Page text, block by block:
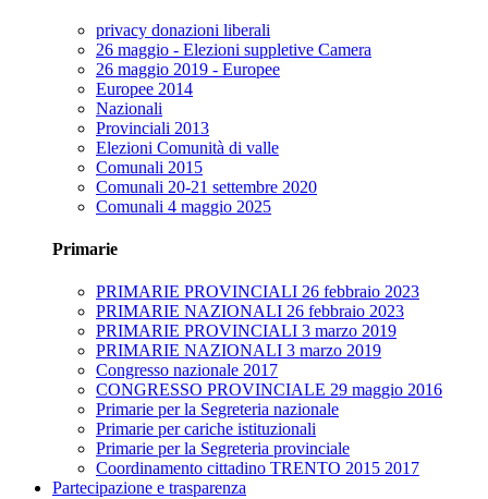
privacy donazioni liberali
26 maggio - Elezioni suppletive Camera
26 maggio 2019 - Europee
Europee 2014
Nazionali
Provinciali 2013
Elezioni Comunità di valle
Comunali 2015
Comunali 20-21 settembre 2020
Comunali 4 maggio 2025
Primarie
PRIMARIE PROVINCIALI 26 febbraio 2023
PRIMARIE NAZIONALI 26 febbraio 2023
PRIMARIE PROVINCIALI 3 marzo 2019
PRIMARIE NAZIONALI 3 marzo 2019
Congresso nazionale 2017
CONGRESSO PROVINCIALE 29 maggio 2016
Primarie per la Segreteria nazionale
Primarie per cariche istituzionali
Primarie per la Segreteria provinciale
Coordinamento cittadino TRENTO 2015 2017
Partecipazione e trasparenza